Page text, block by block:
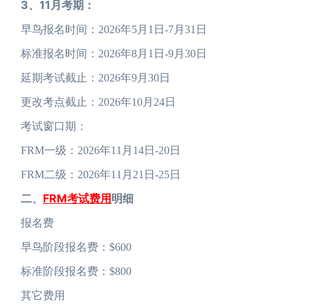
3、11月考期：
早鸟报名时间：2026年5月1日-7月31日
标准报名时间：2026年8月1日-9月30日
延期考试截止：2026年9月30日
更改考点截止：2026年10月24日
考试窗口期：
FRM一级：2026年11月14日-20日
FRM二级：2026年11月21日-25日
二、 FRM考试费用 明细
报名费
早鸟阶段报名费：$600
标准阶段报名费：$800
其它费用